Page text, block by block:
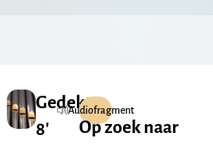
Gedekt
8′
Audiofragment
Op zoek naar